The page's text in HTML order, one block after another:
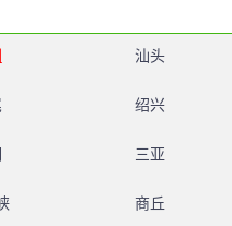
汕头
绍兴
三亚
商丘